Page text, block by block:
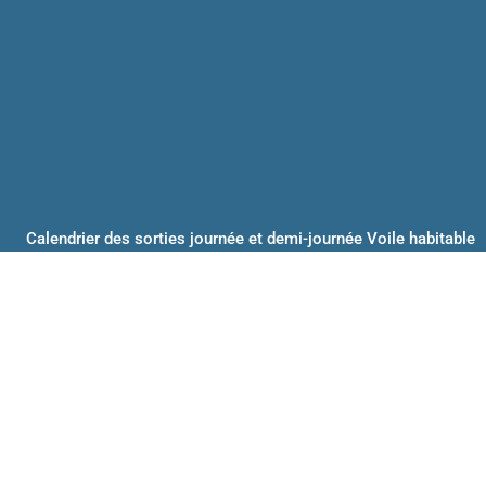
Calendrier des sorties journée et demi-journée Voile habitable